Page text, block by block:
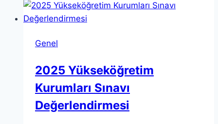
Sonrası
DEM
Genel
2025 Yükseköğretim
Kurumları Sınavı
Değerlendirmesi